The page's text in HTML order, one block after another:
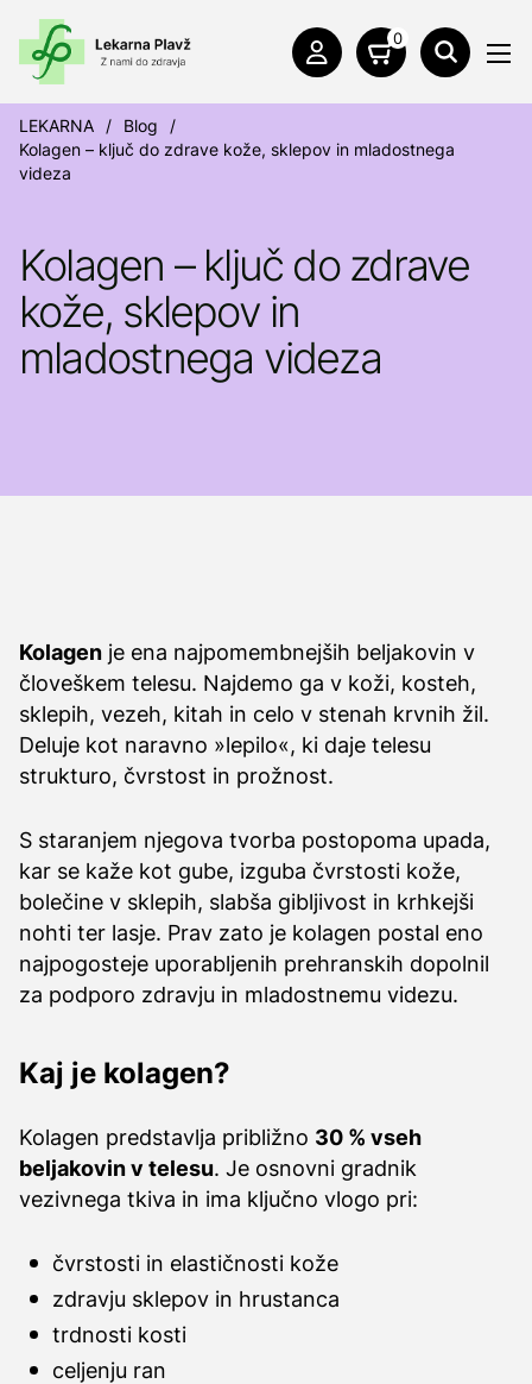
0
LEKARNA / Blog
/
Kolagen – ključ do zdrave kože, sklepov in mladostnega
videza
Kolagen – ključ do zdrave
kože, sklepov in
mladostnega videza
Kolagen je ena najpomembnejših beljakovin v
človeškem telesu. Najdemo ga v koži, kosteh,
sklepih, vezeh, kitah in celo v stenah krvnih žil.
Deluje kot naravno »lepilo«, ki daje telesu
strukturo, čvrstost in prožnost.
S staranjem njegova tvorba postopoma upada,
kar se kaže kot gube, izguba čvrstosti kože,
bolečine v sklepih, slabša gibljivost in krhkejši
nohti ter lasje. Prav zato je kolagen postal eno
najpogosteje uporabljenih prehranskih dopolnil
za podporo zdravju in mladostnemu videzu.
Kaj je kolagen?
Kolagen predstavlja približno 30 % vseh
beljakovin v telesu. Je osnovni gradnik
vezivnega tkiva in ima ključno vlogo pri:
čvrstosti in elastičnosti kože
zdravju sklepov in hrustanca
trdnosti kosti
celjenju ran